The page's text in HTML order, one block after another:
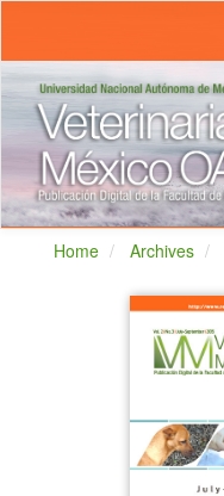
Main
Content
Sidebar
Home Archives